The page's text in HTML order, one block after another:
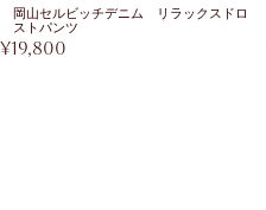
岡山セルビッチデニム リラックスドロ
ストパンツ
¥19,800